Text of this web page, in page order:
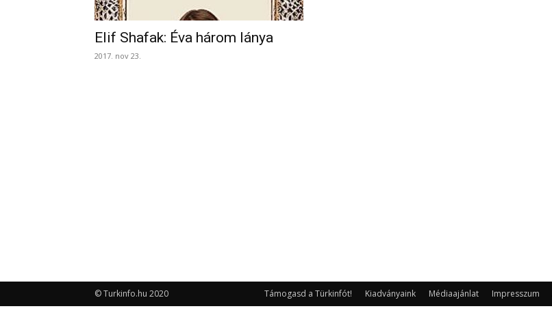
Elif Shafak: Éva három lánya
2017. nov 23.
Támogasd a Türkinfót! Kiadványaink Médiaajánlat Impresszum
© Turkinfo.hu 2020